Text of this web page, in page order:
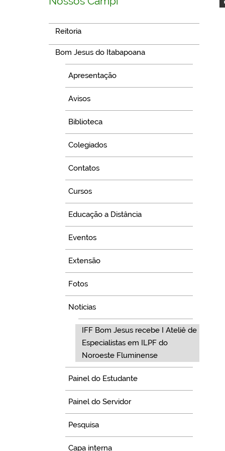
Reitoria
Bom Jesus do Itabapoana
Apresentação
Avisos
Biblioteca
Colegiados
Contatos
Cursos
Educação a Distância
Eventos
Extensão
Fotos
Notícias
IFF Bom Jesus recebe I Ateliê de
Especialistas em ILPF do
Noroeste Fluminense
Painel do Estudante
Painel do Servidor
Pesquisa
Capa interna